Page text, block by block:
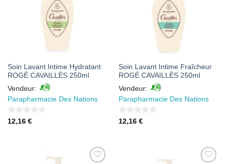
Soin Lavant Intime Hydratant
ROGÉ CAVAILLÈS 250ml
Vendeur:
Parapharmacie Des Nations
0
12,16 €
Soin Lavant Intime Fraîcheur
ROGÉ CAVAILLÈS 250ml
Vendeur:
Parapharmacie Des Nations
0
12,16 €